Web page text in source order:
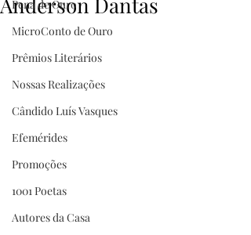
Pena de Ouro
MicroConto de Ouro
Prêmios Literários
Nossas Realizações
Cândido Luís Vasques
Efemérides
Promoções
1001 Poetas
Autores da Casa